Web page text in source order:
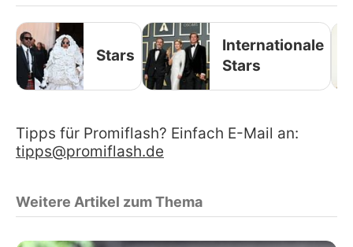
Stars
Internationale
Stars
Tipps für Promiflash? Einfach E-Mail an:
tipps@promiflash.de
Weitere Artikel zum Thema